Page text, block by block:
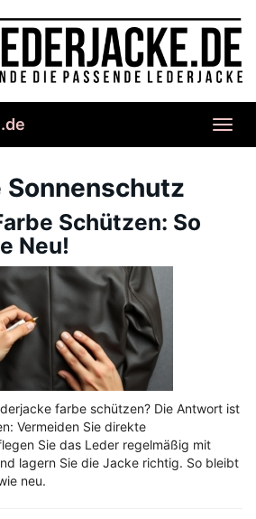
Sonnenschutz
Schützen: So
Neu!
farbe schützen? Die Antwort ist
Vermeiden Sie direkte
Sie das Leder regelmäßig mit
lagern Sie die Jacke richtig. So bleibt
neu.